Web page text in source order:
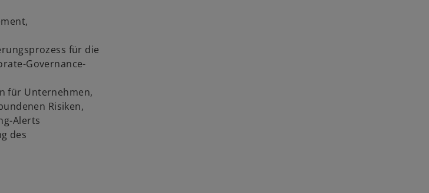
für die
Governance-
für Unternehmen,
Risiken,
Alerts
des